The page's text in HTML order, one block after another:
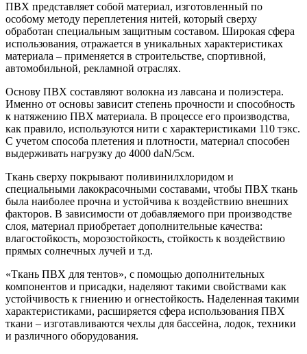
ПВХ представляет собой материал, изготовленный по
особому методу переплетения нитей, который сверху
обработан специальным защитным составом. Широкая сфера
использования, отражается в уникальных характеристиках
материала – применяется в строительстве, спортивной,
автомобильной, рекламной отраслях.
Основу ПВХ составляют волокна из лавсана и полиэстера.
Именно от основы зависит степень прочности и способность
к натяжению ПВХ материала. В процессе его производства,
как правило, используются нити с характеристиками 110 тэкс.
С учетом способа плетения и плотности, материал способен
выдерживать нагрузку до 4000 daN/5см.
Ткань сверху покрывают поливинилхлоридом и
специальными лакокрасочными составами, чтобы ПВХ ткань
была наиболее прочна и устойчива к воздействию внешних
факторов. В зависимости от добавляемого при производстве
слоя, материал приобретает дополнительные качества:
влагостойкость, морозостойкость, стойкость к воздействию
прямых солнечных лучей и т.д.
«Ткань ПВХ для тентов», с помощью дополнительных
компонентов и присадки, наделяют такими свойствами как
устойчивость к гниению и огнестойкость. Наделенная такими
характеристиками, расширяется сфера использования ПВХ
ткани – изготавливаются чехлы для бассейна, лодок, техники
и различного оборудования.